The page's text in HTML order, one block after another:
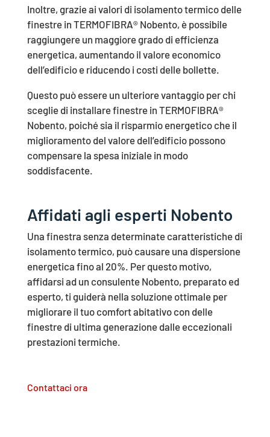
Inoltre, grazie ai valori di isolamento termico delle
finestre in TERMOFIBRA® Nobento, è possibile
raggiungere un maggiore grado di efficienza
energetica, aumentando il valore economico
dell’edificio e riducendo i costi delle bollette.
Questo può essere un ulteriore vantaggio per chi
sceglie di installare finestre in TERMOFIBRA®
Nobento, poiché sia il risparmio energetico che il
miglioramento del valore dell’edificio possono
compensare la spesa iniziale in modo
soddisfacente.
Affidati agli esperti Nobento
Una finestra senza determinate caratteristiche di
isolamento termico, può causare una dispersione
energetica fino al 20%. Per questo motivo,
affidarsi ad un consulente Nobento, preparato ed
esperto, ti guiderà nella soluzione ottimale per
migliorare il tuo comfort abitativo con delle
finestre di ultima generazione dalle eccezionali
prestazioni termiche.
Contattaci ora